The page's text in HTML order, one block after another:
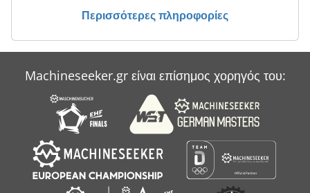
Περισσότερες πληροφορίες
Machineseeker.gr είναι επίσημος χορηγός του: